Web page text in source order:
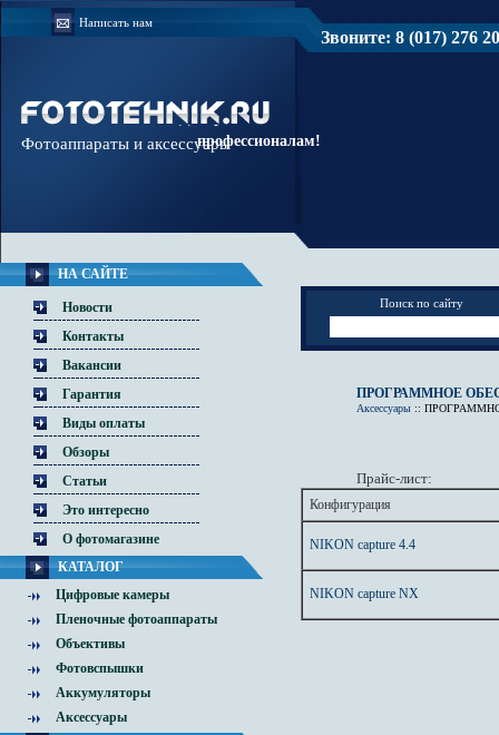
Написать нам
Звоните: 8 (017) 276
Доверяйте
профессионалам!
Фотоаппараты и аксессуары
НА САЙТЕ
Новости
Контакты
Вакансии
Гарантия
Виды оплаты
Обзоры
Статьи
Это интересно
О фотомагазине
КАТАЛОГ
Цифровые камеры
Пленочные фотоаппараты
Объективы
Фотовспышки
Аккумуляторы
Аксессуары
Поиск по сайту
ПРОГРАММНОЕ
Аксессуары ::
Прайс-лист:
Конфигурация
NIKON capture 4.4
NIKON capture NX